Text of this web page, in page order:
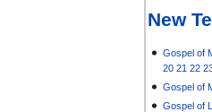
New
Gospel of
20 21 22
Gospel of
Gospel of